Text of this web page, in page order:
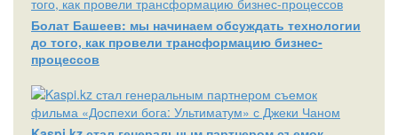
Болат Башеев: мы начинаем обсуждать технологии
до того, как провели трансформацию бизнес-
процессов